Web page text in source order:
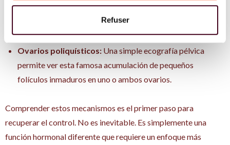
Refuser
el cuerpo, caída del cabello). Otras veces, un análisis de
sangre lo confirma al mostrar niveles demasiado altos de
hormonas masculinas.
Ovarios poliquísticos: Una simple ecografía pélvica
permite ver esta famosa acumulación de pequeños
folículos inmaduros en uno o ambos ovarios.
Comprender estos mecanismos es el primer paso para
recuperar el control. No es inevitable. Es simplemente una
función hormonal diferente que requiere un enfoque más